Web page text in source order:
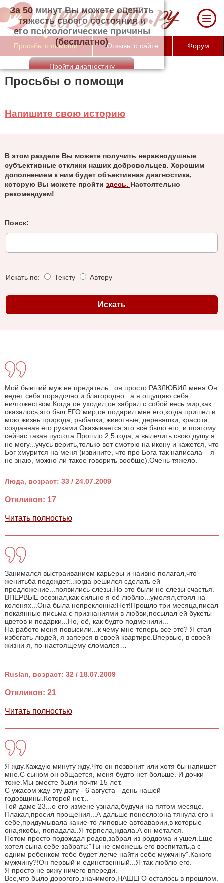
За 50 минут Вы можете оценить тяжесть
своего состояния и его психологические
причины (бесплатно)
Просьбы о помощи Отзывы о сайте Форум
Просьбы о помощи
Напишите свою историю
В этом разделе Вы можете получить неравнодушные
субъективные отклики наших добровольцев. Хорошим
дополнением к ним будет объективная диагностика,
которую Вы можете пройти здесь. Настоятельно
рекомендуем!
Поиск:
Искать по: Тексту Автору
Мой бывший муж не предатель...он просто РАЗЛЮБИЛ меня.Он
ведет себя порядочно и благородно...а я ощущаю себя
ничтожеством.Когда он уходил,он забрал с собой весь мир,как
оказалось,это был ЕГО мир,он подарил мне его,когда пришел в
мою жизнь:природа, рыбалки, животные, деревяшки, красота,
созданная его руками.Оказывается,это всё было его, и поэтому
сейчас такая пустота.Прошло 2,5 года, а вылечить свою душу я
не могу...учусь верить,только вот смотрю на икону и кажется, что
Бог хмурится на меня (извините, что про Бога так написала – я
не знаю, можно ли такое говорить вообще).Очень тяжело.
Люда, возраст: 33 / 24.07.2009
Откликов: 17
Читать полностью
Занимался выстраиванием карьеры и наивно полагал,что
женитьба подождет...когда решился сделать ей
предложение...появились слезы.Но это были не слезы счастья.
ВПЕРВЫЕ осознал,как сильно я её люблю...умолял,стоял на
коленях...Она была непреклонна:Нет!Прошло три месяца,писал
покаянные письма с признаниями в любви,посылал ей букеты
цветов и подарки...Но, её, как будто подменили...
На работе меня повысили...к чему мне теперь все это? Я стал
избегать людей, я заперся в своей квартире.Впервые, в своей
жизни я, по-настоящему сломался…
Ruslan, возраст: 32 / 18.07.2009
Откликов: 21
Читать полностью
Я жду.Каждую минуту жду.Что он позвонит или хотя бы напишет
мне.С сыном он общается, меня будто нет больше. И дочки
тоже.Мы вместе были почти 15 лет.
С ужасом жду эту дату - 6 августа - день нашей
годовщины.Которой нет...
Той даме 23...о его измене узнала,будучи на пятом месяце.
Плакал,просил прощения...А дальше понесло:она тянула его к
себе,придумывала какие-то липовые автоаварии,в которые
она,якобы, попадала..Я терпела,ждала.А он метался.
Потом просто подождал родов,забрал из роддома и ушел.Еще
хотел сына себе забрать:"Ты не сможешь его воспитать,а с
одним ребенком тебе будет легче найти себе мужчину".Какого
мужчину?!Он первый и единственный...Я так люблю его.
Я просто не вижу ничего впереди.
Все,что было дорогого,значимого,НАШЕГО осталось в прошлом.